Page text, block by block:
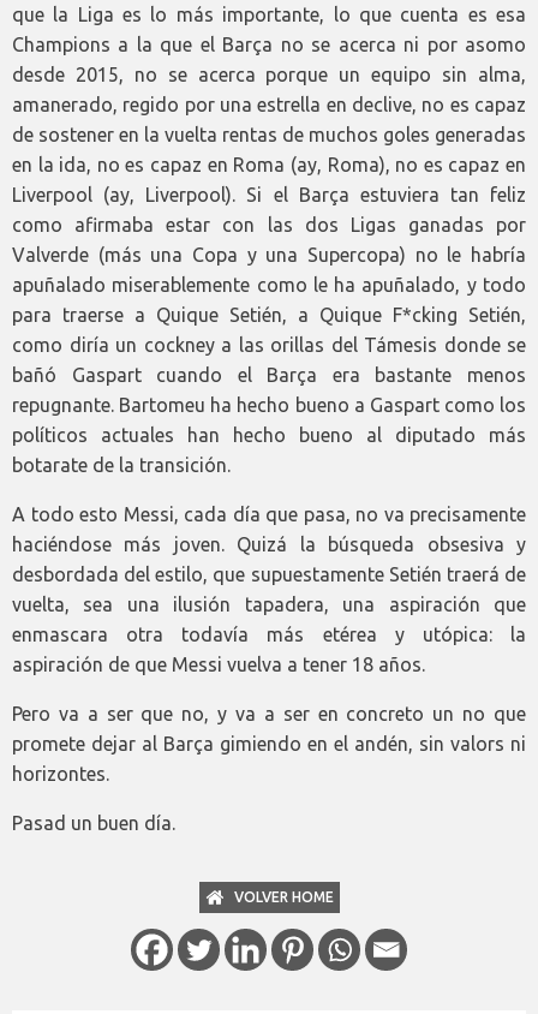
que la Liga es lo más importante, lo que cuenta es esa
Champions a la que el Barça no se acerca ni por asomo
desde 2015, no se acerca porque un equipo sin alma,
amanerado, regido por una estrella en declive, no es capaz
de sostener en la vuelta rentas de muchos goles generadas
en la ida, no es capaz en Roma (ay, Roma), no es capaz en
Liverpool (ay, Liverpool). Si el Barça estuviera tan feliz
como afirmaba estar con las dos Ligas ganadas por
Valverde (más una Copa y una Supercopa) no le habría
apuñalado miserablemente como le ha apuñalado, y todo
para traerse a Quique Setién, a Quique F*cking Setién,
como diría un cockney a las orillas del Támesis donde se
bañó Gaspart cuando el Barça era bastante menos
repugnante. Bartomeu ha hecho bueno a Gaspart como los
políticos actuales han hecho bueno al diputado más
botarate de la transición.
A todo esto Messi, cada día que pasa, no va precisamente
haciéndose más joven. Quizá la búsqueda obsesiva y
desbordada del estilo, que supuestamente Setién traerá de
vuelta, sea una ilusión tapadera, una aspiración que
enmascara otra todavía más etérea y utópica: la
aspiración de que Messi vuelva a tener 18 años.
Pero va a ser que no, y va a ser en concreto un no que
promete dejar al Barça gimiendo en el andén, sin valors ni
horizontes.
Pasad un buen día.
VOLVER HOME